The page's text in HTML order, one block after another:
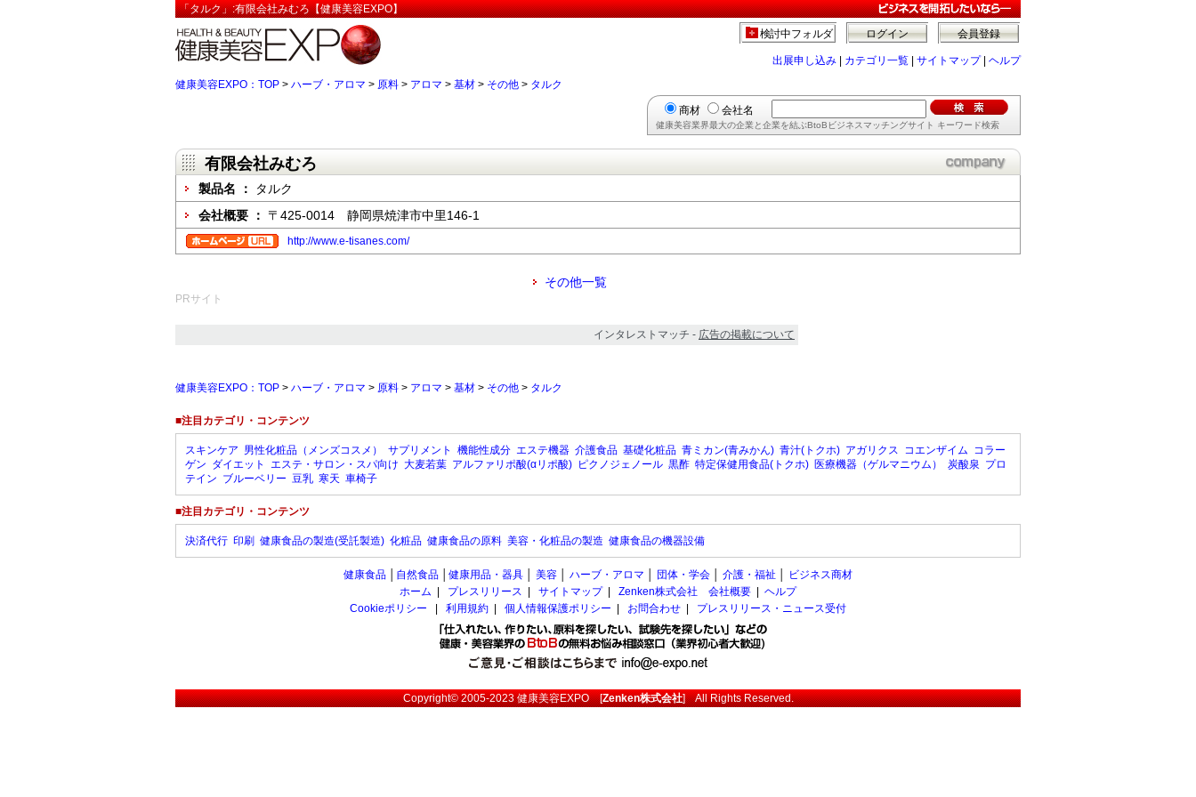
「タルク」:有限会社みむろ【健康美容EXPO】
会員登録
ログイン
検討中フォルダ
出展申し込み カテゴリ一覧 サイトマップ| ヘルプ
健康美容EXPO：TOP > ハーブ・アロマ > 原料 > アロマ > 基材 > その他 > タルク
商材 会社名
健康美容業界最大の企業と企業を結ぶBtoBビジネスマッチングサイト キーワード検索
有限会社みむろ
製品名 ：
タルク
会社概要 ： 〒425-0014 静岡県焼津市中里146-1
http://www.e-tisanes.com/
その他一覧
PRサイト
インタレストマッチ - 広告の掲載について
健康美容EXPO：TOP > ハーブ・アロマ > 原料 > アロマ > 基材 > その他 > タルク
■注目カテゴリ・コンテンツ
スキンケア 男性化粧品（メンズコスメ） サプリメント 機能性成分 エステ機器 介護食品 基礎化粧品 青ミカン(青みかん) 青汁(トクホ) アガリクス コエンザイム コラー
ゲン ダイエット エステ・サロン・スパ向け 大麦若葉 アルファリポ酸(αリポ酸) ピクノジェノール 黒酢 特定保健用食品(トクホ) 医療機器（ゲルマニウム） 炭酸泉 プロ
テイン ブルーベリー 豆乳 寒天 車椅子
■注目カテゴリ・コンテンツ
決済代行 印刷 健康食品の製造(受託製造) 化粧品 健康食品の原料 美容・化粧品の製造 健康食品の機器設備
健康食品 自然食品 健康用品・器具 美容 ハーブ・アロマ 団体・学会 介護・福祉
ビジネス商材
ホーム
プレスリリース サイトマップ| Zenken株式会社 会社概要
ヘルプ
Cookieポリシー
利用規約 個人情報保護ポリシー お問合わせ プレスリリース・ニュース受付
Copyright© 2005-2023健康美容EXPO[Zenken株式会社] All Rights Reserved.